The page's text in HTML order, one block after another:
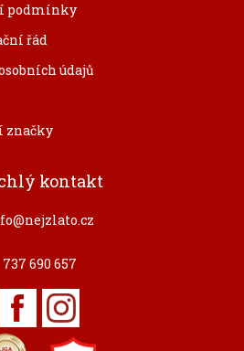
podmínky
řád
údajů
značky
kontakt
737 690 657